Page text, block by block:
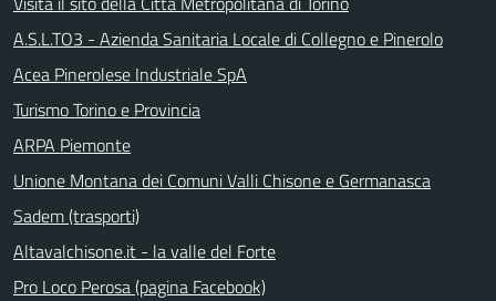
A.S.L.TO3 - Azienda Sanitaria Locale di Collegno e Pinerolo
Acea Pinerolese Industriale SpA
Turismo Torino e Provincia
ARPA Piemonte
Unione Montana dei Comuni Valli Chisone e Germanasca
Sadem (trasporti)
Altavalchisone.it - la valle del Forte
Pro Loco Perosa (pagina Facebook)